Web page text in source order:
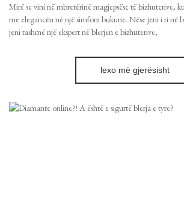
Mirë se vini në mbretërinë magjepsëse të bizhuterive,
me elegancën në një simfoni bukurie. Nëse jeni i ri në
jeni tashmë një ekspert në blerjen e bizhuterive,
lexo më gjerësisht